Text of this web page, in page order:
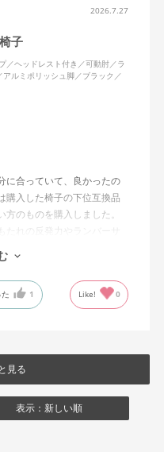
正解。暑気が上がる2階の仕
。
れたチェア。背面とヘッド
だあまりしていないが、
2026.7.27
子
／ヘッドレスト付き／可動肘／ラ
ルミポリッシュ脚／ブラック／
に合っていて、良かったの
購入した椅子の下位互換品
のものを購入しました。
たれの反発力やランバーサ
ニターに向かわす方にも力
椅子でした。
1 Like! 0
見る
表示：新しい順